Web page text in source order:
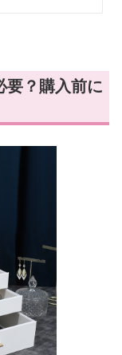
要？購入前に